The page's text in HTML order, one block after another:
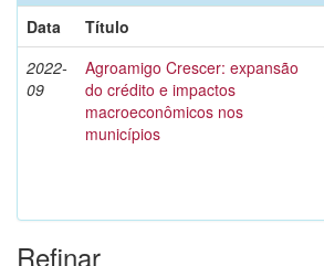
Data
Título
2022-
09
Agroamigo Crescer: expansão
do crédito e impactos
macroeconômicos nos
municípios
Refinar